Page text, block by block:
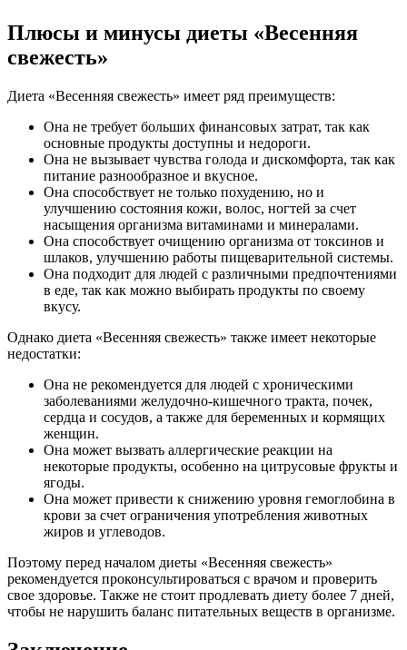
Плюсы и минусы диеты «Весенняя
свежесть»
Диета «Весенняя свежесть» имеет ряд преимуществ:
Она не требует больших финансовых затрат, так как
основные продукты доступны и недороги.
Она не вызывает чувства голода и дискомфорта, так как
питание разнообразное и вкусное.
Она способствует не только похудению, но и
улучшению состояния кожи, волос, ногтей за счет
насыщения организма витаминами и минералами.
Она способствует очищению организма от токсинов и
шлаков, улучшению работы пищеварительной системы.
Она подходит для людей с различными предпочтениями
в еде, так как можно выбирать продукты по своему
вкусу.
Однако диета «Весенняя свежесть» также имеет некоторые
недостатки:
Она не рекомендуется для людей с хроническими
заболеваниями желудочно-кишечного тракта, почек,
сердца и сосудов, а также для беременных и кормящих
женщин.
Она может вызвать аллергические реакции на
некоторые продукты, особенно на цитрусовые фрукты и
ягоды.
Она может привести к снижению уровня гемоглобина в
крови за счет ограничения употребления животных
жиров и углеводов.
Поэтому перед началом диеты «Весенняя свежесть»
рекомендуется проконсультироваться с врачом и проверить
свое здоровье. Также не стоит продлевать диету более 7 дней,
чтобы не нарушить баланс питательных веществ в организме.